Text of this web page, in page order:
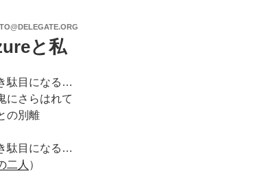
と私
駄目になる…
にさらはれて
の別離
駄目になる…
二人 ）